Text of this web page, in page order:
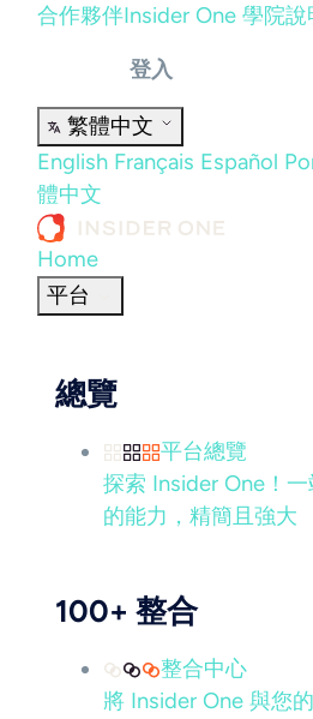
合作夥伴Insider One 學院說
登入
繁體中文
English Français Español
體中文
Home
平台
總覽
平台總覽
探索 Insider One！
的能力，精簡且強大
100+ 整合
整合中心
將 Insider One 與您